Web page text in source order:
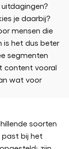
je daarbij?
mensen die
is het dus beter
segmenten
content vooral
wat voor
soorten
bij het